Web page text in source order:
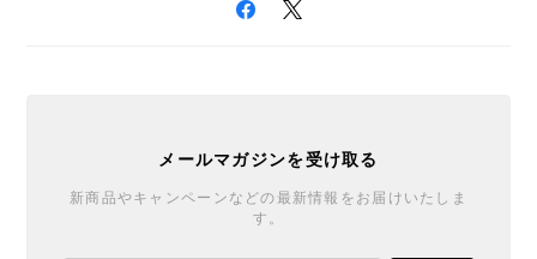
メールマガジンを受け取る
新商品やキャンペーンなどの最新情報をお届けいたしま
す。